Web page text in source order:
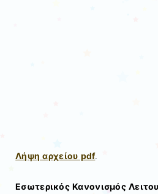
Λήψη αρχείου pdf.
Εσωτερικός Κανονισμός